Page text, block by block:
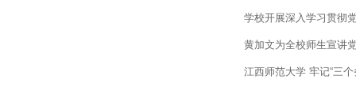
学校开展深入学习贯彻
黄加文为全校师生宣讲
江西师范大学 牢记“三